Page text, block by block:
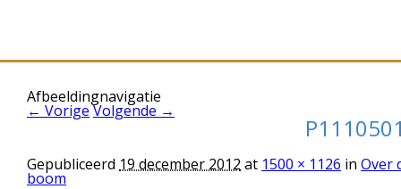
Afbeeldingnavigatie
← Vorige Volgende →
Gepubliceerd 19 december 2012 at 1500 × 1126 in Over
boom